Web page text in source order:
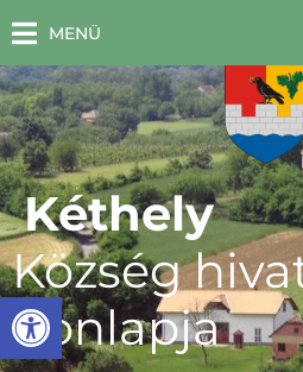
Eszköztár megnyitása
MENÜ
Kéthely
Község
honlapja